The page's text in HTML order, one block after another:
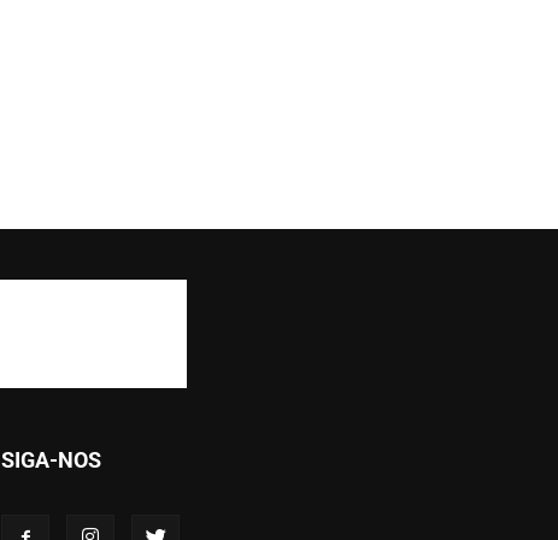
SIGA-NOS